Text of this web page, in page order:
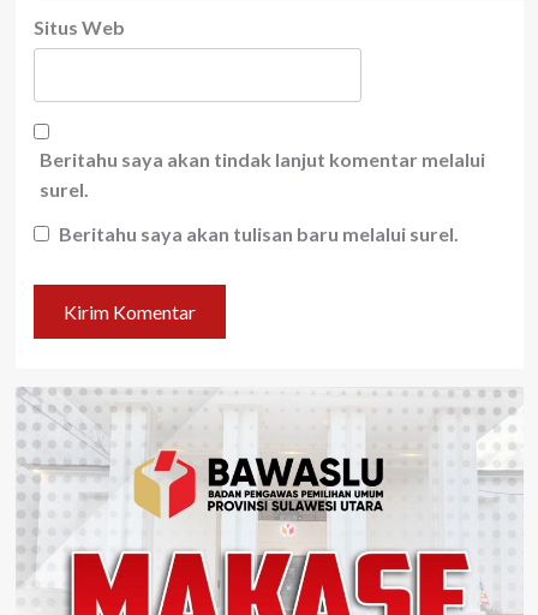
Situs Web
Beritahu saya akan tindak lanjut komentar melalui
surel.
Beritahu saya akan tulisan baru melalui surel.